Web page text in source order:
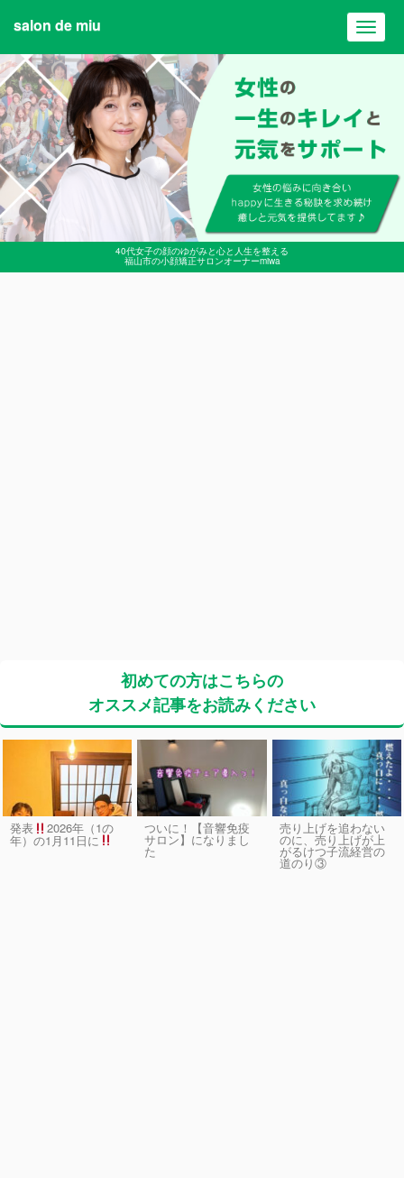
40代女子の顔のゆがみと心と人生を整える
福山市の小顔矯正サロンオーナーmiwa
salon de miu
初めての方はこちらの
オススメ記事をお読みください
発表 2026年（1の
年）の1月11日に
ついに！【音響免疫
サロン】になりまし
た
売り上げを追わない
のに、売り上げが上
がるけつ子流経営の
道のり③